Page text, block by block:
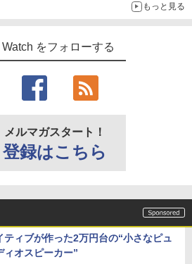
もっと見る
をフォローする
メルマガスタート！
登録はこちら
ティブが作った2万円台の“小さなピュ
ィオスピーカー”